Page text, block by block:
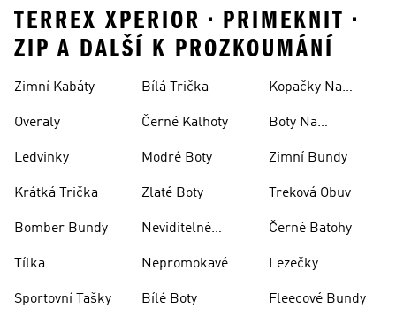
TERREX XPERIOR • PRIMEKNIT •
ZIP A DALŠÍ K PROZKOUMÁNÍ
Zimní Kabáty
Overaly
Ledvinky
Krátká Trička
Bomber Bundy
Tílka
Sportovní Tašky
Bílá Trička
Černé Kalhoty
Modré Boty
Zlaté Boty
Neviditelné
Nepromokavé
Bílé Boty
Kopačky Na
Boty Na
Zimní Bundy
Treková Obuv
Černé Batohy
Lezečky
Fleecové Bundy